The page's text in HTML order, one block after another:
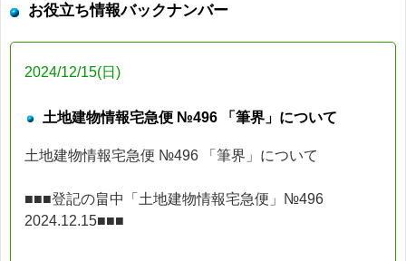
お役立ち情報バックナンバー
2024/12/15(日)
土地建物情報宅急便 №496 「筆界」について
土地建物情報宅急便 №496 「筆界」について
■■■登記の畠中「土地建物情報宅急便」№496
2024.12.15■■■